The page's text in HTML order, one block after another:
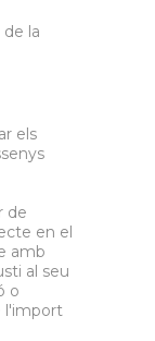
la
els
de
en el
amb
al seu
o
l'import